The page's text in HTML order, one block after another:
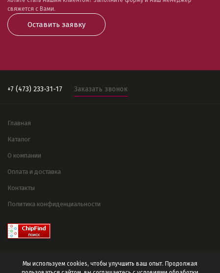
свяжется с Вами.
Оставить заявку
Мы используем cookies, чтобы улучшить ваш опыт. Продолжая
+7 (473) 233-31-17 Заказать звонок
Главная
Каталог
О компании
Оплата и доставка
Контакты
Политика конфиденциальности